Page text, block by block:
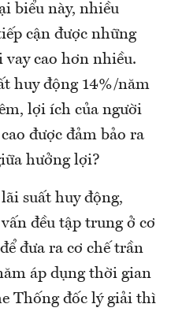
biểu này, nhiều
cận được những
vay cao hơn nhiều.
huy động 14%/năm
lợi ích của người
được đảm bảo ra
hưởng lợi?
suất huy động,
đều tập trung ở cơ
đưa ra cơ chế trần
áp dụng thời gian
Thống đốc lý giải thì